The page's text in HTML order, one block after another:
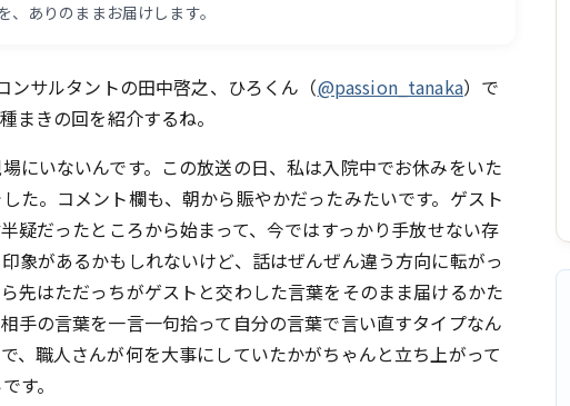
ありのままお届けします。
サルタントの田中啓之、ひろくん（@passion_tanaka）で
まきの回を紹介するね。
にいないんです。この放送の日、私は入院中でお休みをいた
た。コメント欄も、朝から賑やかだったみたいです。ゲスト
疑だったところから始まって、今ではすっかり手放せない存
象があるかもしれないけど、話はぜんぜん違う方向に転がっ
先はただっちがゲストと交わした言葉をそのまま届けるかた
手の言葉を一言一句拾って自分の言葉で言い直すタイプなん
、職人さんが何を大事にしていたかがちゃんと立ち上がって
す。